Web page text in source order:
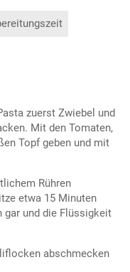
zuerst Zwiebel und
Mit den Tomaten,
Topf geben und mit
Rühren
etwa 15 Minuten
gar und die Flüssigkeit
abschmecken